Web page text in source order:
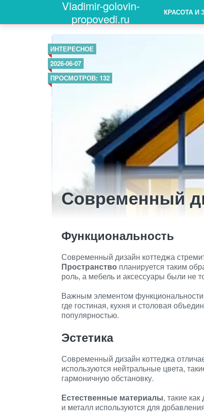
Vladimir-golovin-
propovedi.ru
КРАСОТА И
ИНТЕРЕСНОЕ
2026-06-07
ПРОСМОТРОВ: 132
Современный
Функциональность
Современный дизайн коттеджа
Пространство планируется таким
роль, а мебель и аксессуары были не
Важным элементом функциональности
где гостиная, кухня и столовая
популярностью.
Эстетика
Современный дизайн коттеджа
используются нейтральные цвета,
гармоничную обстановку.
Естественные материалы, такие
и металл используются для